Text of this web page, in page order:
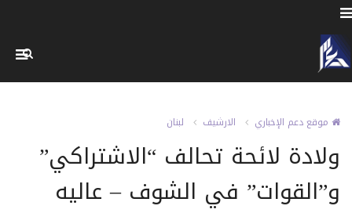
موقع دعم الإخباري الارشيف لبنان
ولادة لائحة تحالف “الاشتراكي”
و”القوات” في الشوف – عاليه